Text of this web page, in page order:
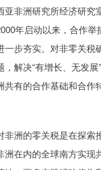
非洲研究所经济研究
年启动以来，合作举
一步夯实。对非零关税
解决“有增长、无发
共有的合作基础和合作
洲的零关税是在探索
洲在内的全球南方实现